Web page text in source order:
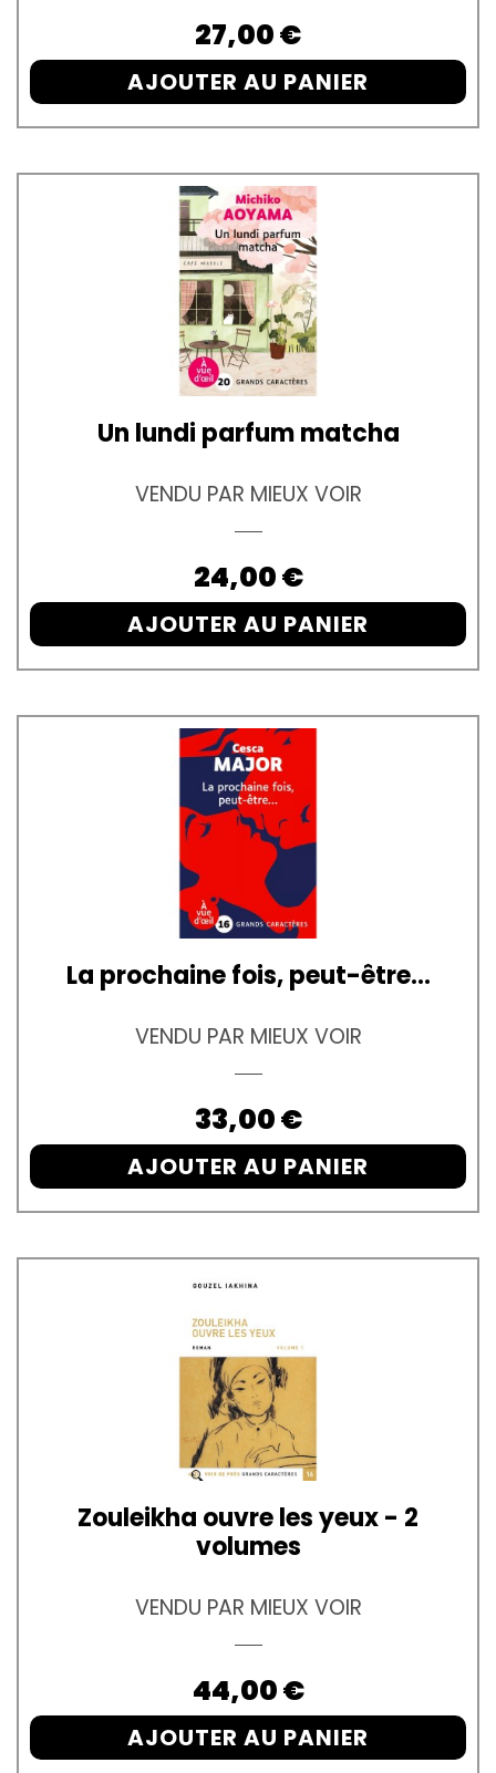
Prix
27,00 €
AJOUTER AU PANIER
Un lundi parfum matcha
VENDU PAR MIEUX VOIR
Prix
24,00 €
AJOUTER AU PANIER
La prochaine fois, peut-être…
VENDU PAR MIEUX VOIR
Prix
33,00 €
AJOUTER AU PANIER
Zouleikha ouvre les yeux - 2
volumes
VENDU PAR MIEUX VOIR
Prix
44,00 €
AJOUTER AU PANIER